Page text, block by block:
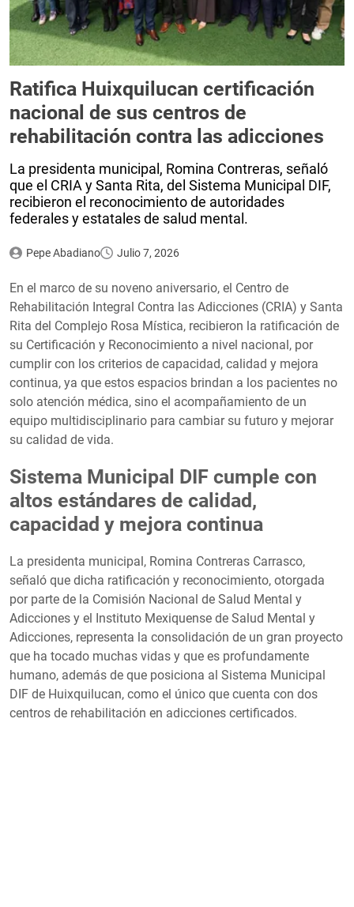
Ratifica Huixquilucan certificación
nacional de sus centros de
rehabilitación contra las adicciones
La presidenta municipal, Romina Contreras, señaló
que el CRIA y Santa Rita, del Sistema Municipal DIF,
recibieron el reconocimiento de autoridades
federales y estatales de salud mental.
Pepe Abadiano Julio 7, 2026
En el marco de su noveno aniversario, el Centro de
Rehabilitación Integral Contra las Adicciones (CRIA) y Santa
Rita del Complejo Rosa Mística, recibieron la ratificación de
su Certificación y Reconocimiento a nivel nacional, por
cumplir con los criterios de capacidad, calidad y mejora
continua, ya que estos espacios brindan a los pacientes no
solo atención médica, sino el acompañamiento de un
equipo multidisciplinario para cambiar su futuro y mejorar
su calidad de vida.
Sistema Municipal DIF cumple con
altos estándares de calidad,
capacidad y mejora continua
La presidenta municipal, Romina Contreras Carrasco,
señaló que dicha ratificación y reconocimiento, otorgada
por parte de la Comisión Nacional de Salud Mental y
Adicciones y el Instituto Mexiquense de Salud Mental y
Adicciones, representa la consolidación de un gran proyecto
que ha tocado muchas vidas y que es profundamente
humano, además de que posiciona al Sistema Municipal
DIF de Huixquilucan, como el único que cuenta con dos
centros de rehabilitación en adicciones certificados.